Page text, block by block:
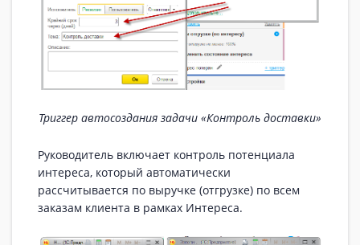
Триггер автосоздания задачи «Контроль доставки»
Руководитель включает контроль потенциала
интереса, который автоматически
рассчитывается по выручке (отгрузке) по всем
заказам клиента в рамках Интереса.